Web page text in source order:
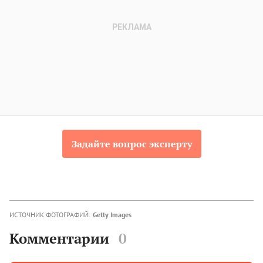
Задайте вопрос эксперту
ИСТОЧНИК ФОТОГРАФИЙ: Getty Images
Комментарии 0